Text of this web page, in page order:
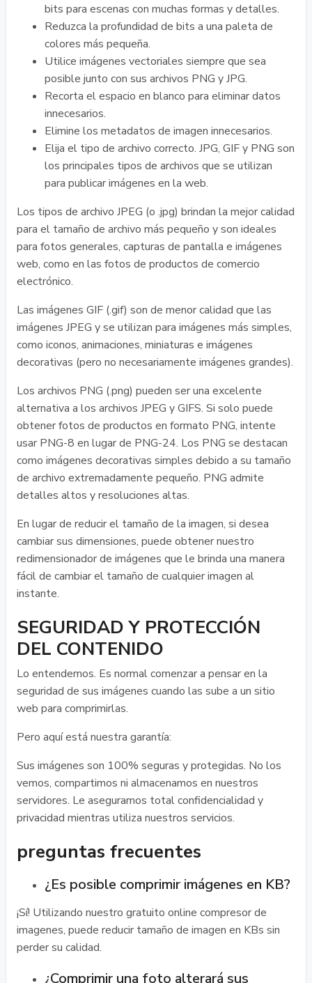
bits para escenas con muchas formas y detalles.
Reduzca la profundidad de bits a una paleta de
colores más pequeña.
Utilice imágenes vectoriales siempre que sea
posible junto con sus archivos PNG y JPG.
Recorta el espacio en blanco para eliminar datos
innecesarios.
Elimine los metadatos de imagen innecesarios.
Elija el tipo de archivo correcto. JPG, GIF y PNG son
los principales tipos de archivos que se utilizan
para publicar imágenes en la web.
Los tipos de archivo JPEG (o .jpg) brindan la mejor calidad
para el tamaño de archivo más pequeño y son ideales
para fotos generales, capturas de pantalla e imágenes
web, como en las fotos de productos de comercio
electrónico.
Las imágenes GIF (.gif) son de menor calidad que las
imágenes JPEG y se utilizan para imágenes más simples,
como iconos, animaciones, miniaturas e imágenes
decorativas (pero no necesariamente imágenes grandes).
Los archivos PNG (.png) pueden ser una excelente
alternativa a los archivos JPEG y GIFS. Si solo puede
obtener fotos de productos en formato PNG, intente
usar PNG-8 en lugar de PNG-24. Los PNG se destacan
como imágenes decorativas simples debido a su tamaño
de archivo extremadamente pequeño. PNG admite
detalles altos y resoluciones altas.
En lugar de reducir el tamaño de la imagen, si desea
cambiar sus dimensiones, puede obtener nuestro
redimensionador de imágenes que le brinda una manera
fácil de cambiar el tamaño de cualquier imagen al
instante.
SEGURIDAD Y PROTECCIÓN
DEL CONTENIDO
Lo entendemos. Es normal comenzar a pensar en la
seguridad de sus imágenes cuando las sube a un sitio
web para comprimirlas.
Pero aquí está nuestra garantía:
Sus imágenes son 100% seguras y protegidas. No los
vemos, compartimos ni almacenamos en nuestros
servidores. Le aseguramos total confidencialidad y
privacidad mientras utiliza nuestros servicios.
preguntas frecuentes
¿Es posible comprimir imágenes en KB?
¡Sí! Utilizando nuestro gratuito online compresor de
imagenes, puede reducir tamaño de imagen en KBs sin
perder su calidad.
¿Comprimir una foto alterará sus